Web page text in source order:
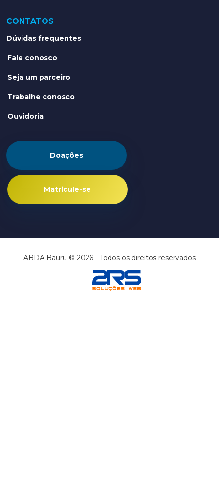
CONTATOS
Dúvidas frequentes
Fale conosco
Seja um parceiro
Trabalhe conosco
Ouvidoria
Doações
Matricule-se
ABDA Bauru © 2026 - Todos os direitos reservados